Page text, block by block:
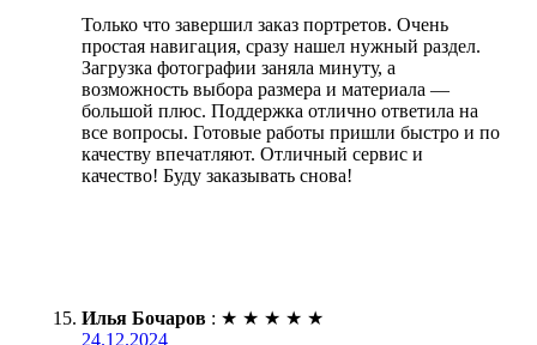
Только что завершил заказ портретов. Очень
простая навигация, сразу нашел нужный раздел.
Загрузка фотографии заняла минуту, а
возможность выбора размера и материала —
большой плюс. Поддержка отлично ответила на
все вопросы. Готовые работы пришли быстро и по
качеству впечатляют. Отличный сервис и
качество! Буду заказывать снова!
Илья Бочаров : ★ ★ ★ ★ ★
24.12.2024